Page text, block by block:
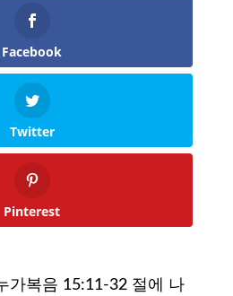
Facebook
Twitter
Pinterest
가복음 15:11-32 절에 나